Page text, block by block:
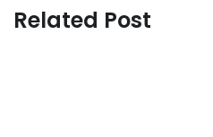
Email
Related Post